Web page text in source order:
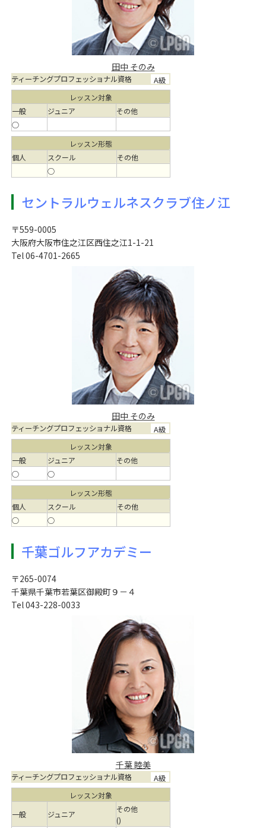
田中 そのみ
ティーチングプロフェッショナル資格 A級
レッスン対象
一般
ジュニア
その他
○
レッスン形態
個人
スクール
その他
○
セントラルウェルネスクラブ住ノ江
〒559-0005
大阪府大阪市住之江区西住之江1-1-21
Tel 06-4701-2665
田中 そのみ
ティーチングプロフェッショナル資格 A級
レッスン対象
一般
ジュニア
その他
○
○
レッスン形態
個人
スクール
その他
○
○
千葉ゴルフアカデミー
〒265-0074
千葉県千葉市若葉区御殿町９－４
Tel 043-228-0033
千葉 睦美
ティーチングプロフェッショナル資格 A級
レッスン対象
一般
ジュニア
その他
()